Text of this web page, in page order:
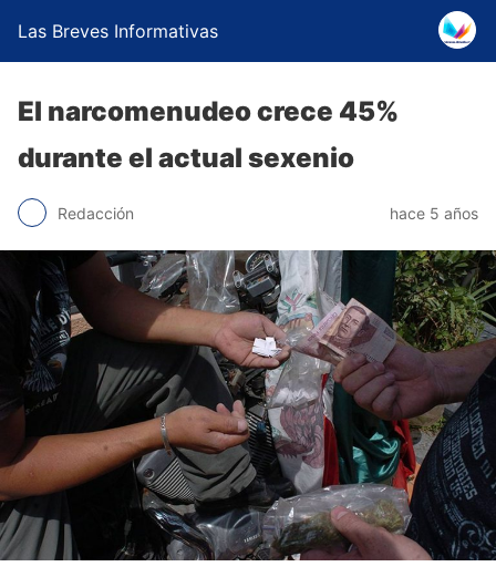
Las Breves Informativas
El narcomenudeo crece 45%
durante el actual sexenio
Redacción hace 5 años